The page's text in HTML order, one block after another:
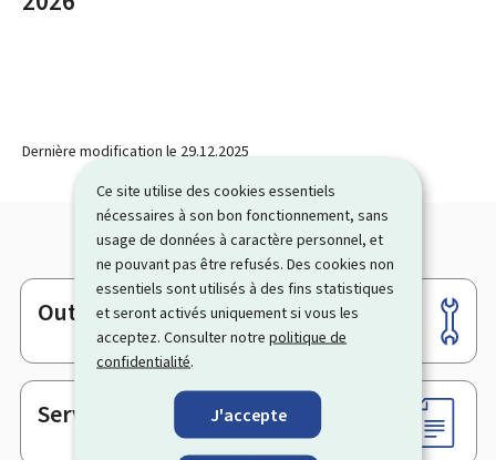
Ce site utilise des cookies essentiels
nécessaires à son bon fonctionnement, sans
usage de données à caractère personnel, et
ne pouvant pas être refusés. Des cookies non
essentiels sont utilisés à des fins statistiques
et seront activés uniquement si vous les
acceptez. Consulter notrepolitique de
confidentialité.
J'accepte
Dernière modification le 29.12.2025
Pied
de
page
Outils
Services en ligne & Formulaires